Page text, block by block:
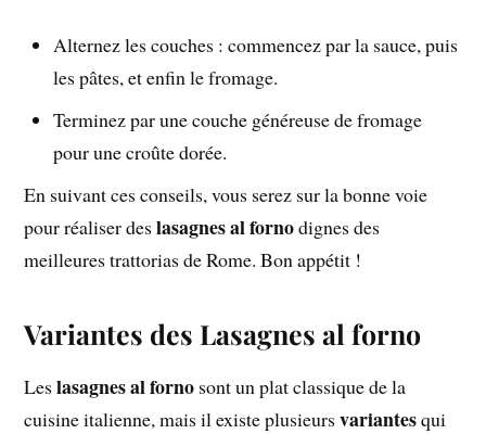
Alternez les couches : commencez par la sauce, puis
les pâtes, et enfin le fromage.
Terminez par une couche généreuse de fromage
pour une croûte dorée.
En suivant ces conseils, vous serez sur la bonne voie
pour réaliser deslasagnes al fornodignes des
meilleures trattorias de Rome. Bon appétit !
Variantes des Lasagnes al forno
Leslasagnes al forno sont un plat classique de la
cuisine italienne, mais il existe plusieursvariantesqui